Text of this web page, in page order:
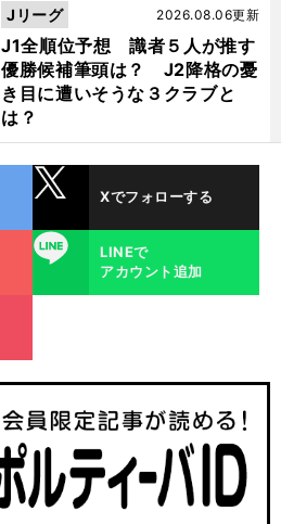
J1全順位予想 識者５人が推す
優勝候補筆頭は？ J2降格の憂
き目に遭いそうな３クラブと
は？
2026.08.06更新
Jリーグ
Xでフォローする
LINE
LINEで
アカウント追加